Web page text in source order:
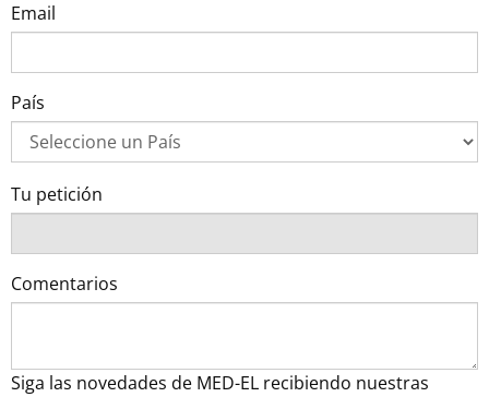
Email
País
Tu petición
Comentarios
Siga las novedades de MED-EL recibiendo nuestras